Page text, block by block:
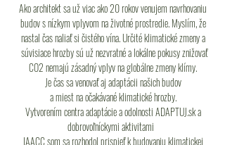
Ako architekt sa už viac ako 20 rokov venujem navrhovaniu
budov s nízkym vplyvom na životné prostredie. Myslím, že
nastal čas naliať si čistého vína. Určité klimatické zmeny a
súvisiace hrozby sú už nezvratné a lokálne pokusy znižovať
CO2 nemajú zásadný vplyv na globálne zmeny klímy.
Je čas sa venovať aj adaptácii našich budov
a miest na očakávané klimatické hrozby.
Vytvorením centra adaptácie a odolnosti ADAPTUJ.sk a
dobrovoľníckymi aktivitami
IAACC som sa rozhodol prispieť k budovaniu klimatickej